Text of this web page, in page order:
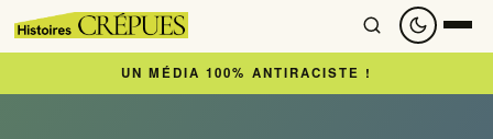
UN MÉDIA 100% ANTIRACISTE !